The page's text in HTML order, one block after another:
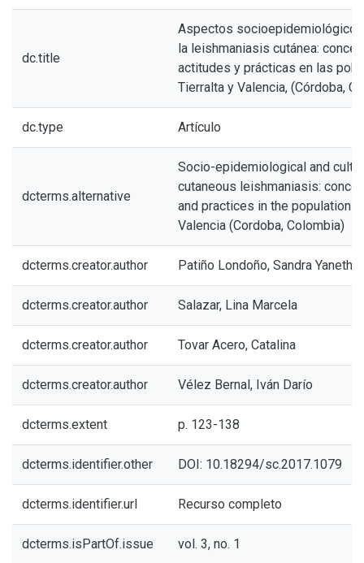
dc.title
Aspectos
la leishmaniasis cutánea:
actitudes y prácticas en las
Tierralta y Valencia, (Córdoba,
dc.type Artículo
dcterms.alternative
Socio-epidemiological and
cutaneous leishmaniasis:
and practices in the populations
Valencia (Cordoba, Colombia)
dcterms.creator.author Patiño Londoño, Sandra Yaneth
dcterms.creator.author Salazar, Lina Marcela
dcterms.creator.author Tovar Acero, Catalina
dcterms.creator.author Vélez Bernal, Iván Darío
dcterms.extent p. 123-138
dcterms.identifier.other DOI: 10.18294/sc.2017.1079
dcterms.identifier.url Recurso completo
dcterms.isPartOf.issue vol. 3, no. 1